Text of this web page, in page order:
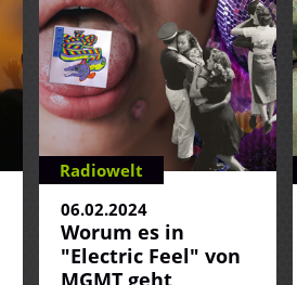
Radiowelt
06.02.2024
Worum es in
"Electric Feel" von
MGMT geht